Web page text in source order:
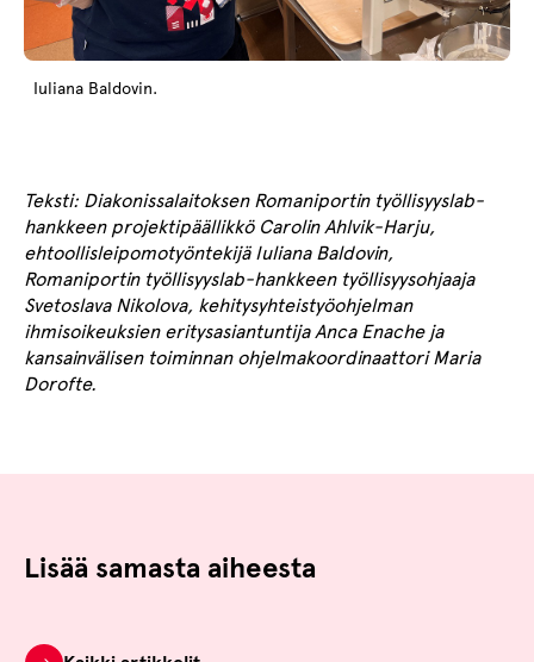
Iuliana Baldovin.
Teksti: Diakonissalaitoksen Romaniportin työllisyyslab-
hankkeen projektipäällikkö Carolin Ahlvik-Harju,
ehtoollisleipomotyöntekijä Iuliana Baldovin,
Romaniportin työllisyyslab-hankkeen työllisyysohjaaja
Svetoslava Nikolova, kehitysyhteistyöohjelman
ihmisoikeuksien eritysasiantuntija Anca Enache ja
kansainvälisen toiminnan ohjelmakoordinaattori Maria
Dorofte.
Lisää samasta aiheesta